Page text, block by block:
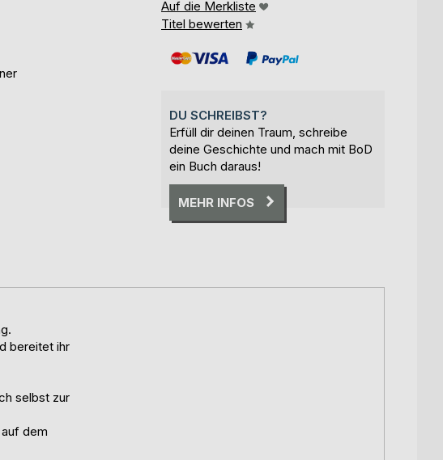
Auf die Merkliste
Titel bewerten
DU SCHREIBST?
Erfüll dir deinen Traum, schreibe
deine Geschichte und mach mit BoD
ein Buch daraus!
MEHR INFOS
bereitet ihr
selbst zur
dem